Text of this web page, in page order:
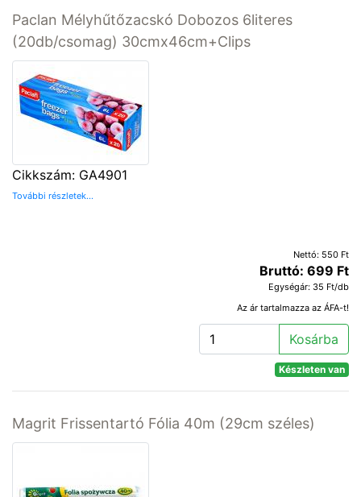
Paclan Mélyhűtőzacskó Dobozos 6literes
(20db/csomag) 30cmx46cm+Clips
Cikkszám: GA4901
További részletek...
Nettó: 550 Ft
Bruttó: 699 Ft
Egységár: 35 Ft/db
Az ár tartalmazza az ÁFA-t!
Kosárba
Készleten van
Magrit Frissentartó Fólia 40m (29cm széles)